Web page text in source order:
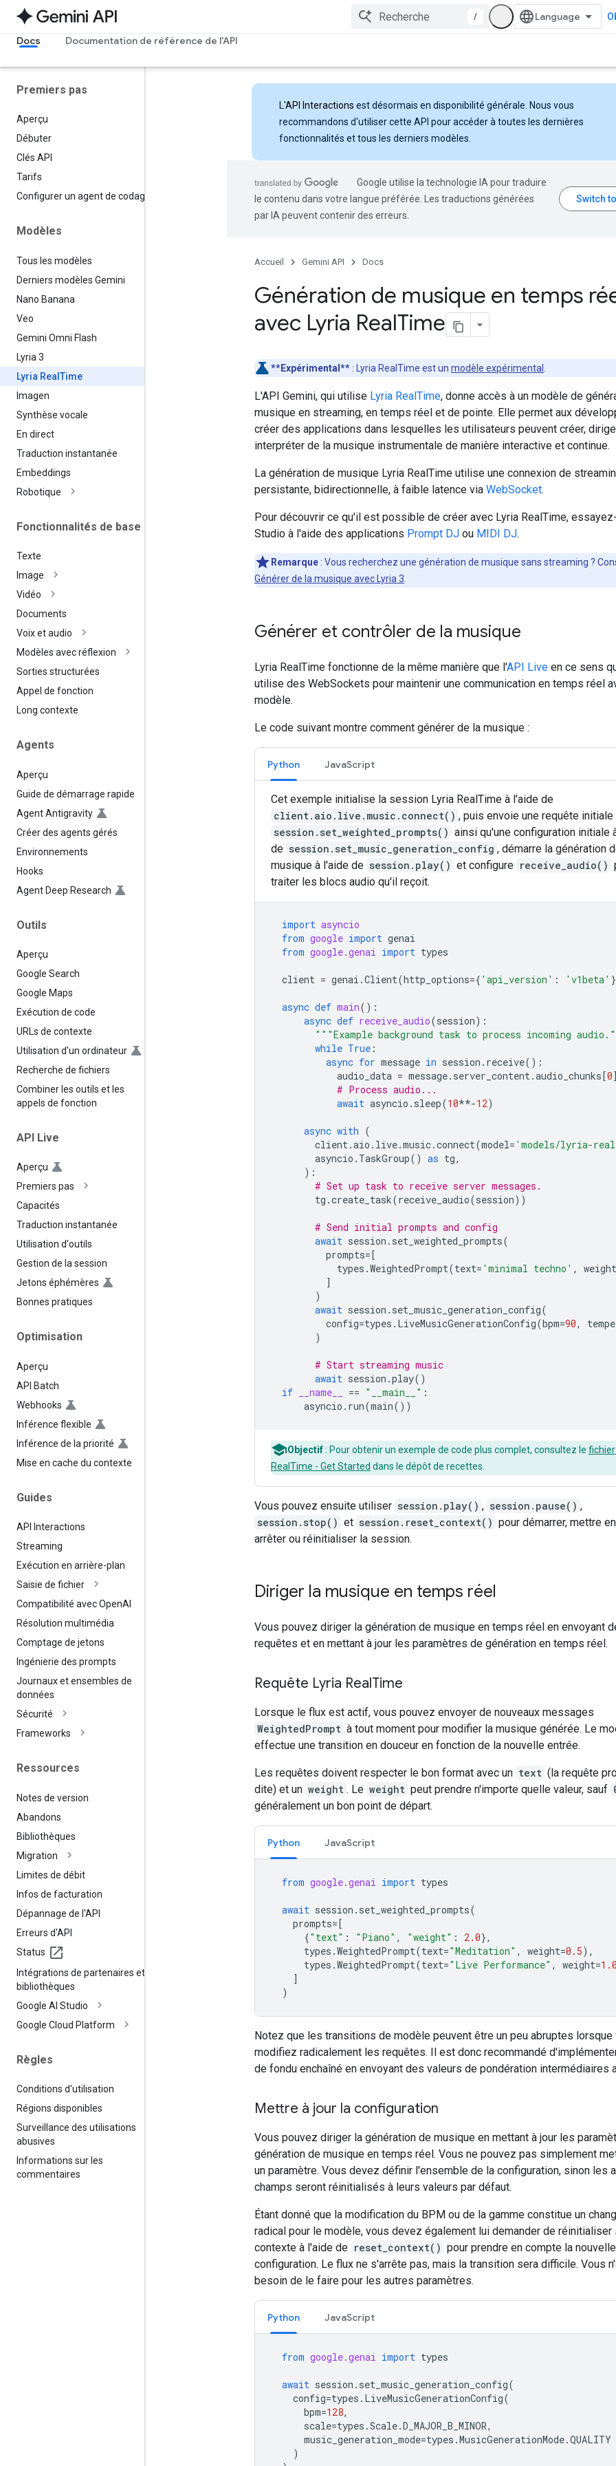
/
Docs Documentation de référence de l'API
Premiers pas
Aperçu
Débuter
Clés API
Tarifs
Configurer un agent de codage
Modèles
Tous les modèles
Derniers modèles Gemini
Nano Banana
Veo
Gemini Omni Flash
Lyria 3
Lyria Real Time
Imagen
Synthèse vocale
En direct
Traduction instantanée
Embeddings
Robotique
Fonctionnalités de base
Texte
Image
Vidéo
Documents
Voix et audio
Modèles avec réflexion
Sorties structurées
Appel de fonction
Long contexte
Agents
Aperçu
Guide de démarrage rapide
Agent Antigravity
Créer des agents gérés
Environnements
Hooks
Agent Deep Research
Outils
Aperçu
Google Search
Google Maps
Exécution de code
URLs de contexte
Utilisation d'un ordinateur
Recherche de fichiers
Combiner les outils et les
appels de fonction
API Live
Aperçu
Premiers pas
Capacités
Traduction instantanée
Utilisation d'outils
Gestion de la session
Jetons éphémères
Bonnes pratiques
Optimisation
Aperçu
API Batch
Webhooks
Inférence flexible
Inférence de la priorité
Mise en cache du contexte
Guides
API Interactions
Streaming
Exécution en arrière-plan
Saisie de fichier
Compatibilité avec OpenAI
Résolution multimédia
Comptage de jetons
Ingénierie des prompts
Journaux et ensembles de
données
Sécurité
Frameworks
Ressources
Notes de version
Abandons
Bibliothèques
Migration
Limites de débit
Infos de facturation
Dépannage de l'API
Erreurs d'API
Status
Intégrations de partenaires et de
bibliothèques
Google AI Studio
Google Cloud Platform
Règles
Conditions d'utilisation
Régions disponibles
Surveillance des utilisations
abusives
Informations sur les
commentaires
L'API Interactions est désormais en disponibilité générale. Nous vous
recommandons d'utiliser cette API pour accéder à toutes les dernières
fonctionnalités et tous les derniers modèles.
Google utilise la technologie IA pour traduire
le contenu dans votre langue préférée. Les traductions générées
par IA peuvent contenir des erreurs.
Accueil Gemini API Docs
Génération de musique en temps
avec Lyria RealTime
**Expérimental** : Lyria RealTime est un modèle expérimental
L'API Gemini, qui utilise Lyria RealTime, donne accès à un modèle de
musique en streaming, en temps réel et de pointe. Elle permet aux
créer des applications dans lesquelles les utilisateurs peuvent créer,
interpréter de la musique instrumentale de manière interactive et continue.
La génération de musique Lyria RealTime utilise une connexion de
persistante, bidirectionnelle, à faible latence via WebSocket.
Pour découvrir ce qu'il est possible de créer avec Lyria RealTime,
Studio à l'aide des applications Prompt DJ ou MIDI DJ.
Remarque : Vous recherchez une génération de musique sans streaming ?
Générer de la musique avec Lyria 3
Générer et contrôler de la musique
Lyria RealTime fonctionne de la même manière que l'API Live en ce sens
utilise des WebSockets pour maintenir une communication en temps réel
modèle.
Le code suivant montre comment générer de la musique :
Python JavaScript
Cet exemple initialise la session Lyria RealTime à l'aide de
client.aio.live.music.connect() , puis envoie une requête initiale
session.set_weighted_prompts() ainsi qu'une configuration initiale
de session.set_music_generation_config , démarre la génération
musique à l'aide de session.play() et configure receive_audio()
traiter les blocs audio qu'il reçoit.
import asyncio
from google import genai
from google.genai import types
client = genai .Client(http_options={ 'api_version' : 'v1beta'
async def main():
async def receive_audio(session):
"""Example background task to process incoming
while True :
async for message in session . receive():
audio_data = message. server_content.audio_chunks[0]
# Process audio...
await asyncio . sleep(10**-12)
async with (
client.aio . live.music.connect(model= 'models/lyria-
asyncio . TaskGroup() as tg,
):
# Set up task to receive server messages.
tg .create_task(receive_audio(session))
# Send initial prompts and config
await session . set_weighted_prompts(
prompts=[
types .WeightedPrompt(text= 'minimal techno' , weight
]
)
await session . set_music_generation_config(
config=types . LiveMusicGenerationConfig(bpm=90,
)
# Start streaming music
await session .play()
if
__name__ == "__main__" :
asyncio . run(main())
Objectif: Pour obtenir un exemple de code plus complet, consultez le fichier
RealTime - Get Started dans le dépôt de recettes.
Vous pouvez ensuite utiliser session.play() , session.pause() ,
session.stop() et session.reset_context() pour démarrer, mettre
arrêter ou réinitialiser la session.
Diriger la musique en temps réel
Vous pouvez diriger la génération de musique en temps réel en envoyant
requêtes et en mettant à jour les paramètres de génération en temps réel.
Requête Lyria RealTime
Lorsque le flux est actif, vous pouvez envoyer de nouveaux messages
WeightedPrompt à tout moment pour modifier la musique générée. Le
effectue une transition en douceur en fonction de la nouvelle entrée.
Les requêtes doivent respecter le bon format avec un text (la requête
dite) et un weight . Le weight peut prendre n'importe quelle valeur, sauf
généralement un bon point de départ.
Python JavaScript
from google.genai import types
await session . set_weighted_prompts(
prompts=[
{"text" : "Piano" , "weight" : 2.0},
types .WeightedPrompt(text="Meditation" , weight=0.5),
types .WeightedPrompt(text="Live Performance" , weight=1.0
]
)
Notez que les transitions de modèle peuvent être un peu abruptes lorsque
modifiez radicalement les requêtes. Il est donc recommandé
de fondu enchaîné en envoyant des valeurs de pondération intermédiaires
Mettre à jour la configuration
Vous pouvez diriger la génération de musique en mettant à jour les
génération de musique en temps réel. Vous ne pouvez pas simplement
un paramètre. Vous devez définir l'ensemble de la configuration, sinon les
champs seront réinitialisés à leurs valeurs par défaut.
Étant donné que la modification du BPM ou de la gamme constitue un
radical pour le modèle, vous devez également lui demander de réinitialiser
contexte à l'aide de reset_context() pour prendre en compte la nouvelle
configuration. Le flux ne s'arrête pas, mais la transition sera difficile. Vous
besoin de le faire pour les autres paramètres.
Python JavaScript
from google.genai import types
await session . set_music_generation_config(
config=types . LiveMusicGenerationConfig(
bpm=128,
scale=types .Scale.D_MAJOR_B_MINOR,
music_generation_mode=types .MusicGenerationMode.QUALITY
)